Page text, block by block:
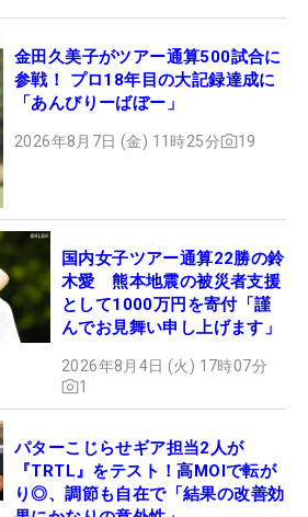
金田久美子がツアー通算500試合に
参戦！ プロ18年目の大記録達成に
「あんびりーばぼー」
2026年8月7日 (金) 11時25分 19
国内女子ツアー通算22勝の鈴
木愛 熊本地震の被災者支援
として1000万円を寄付「謹
んでお見舞い申し上げます」
2026年8月4日 (火) 17時07分
1
パターこじらせギア担当2人が
『TRTL』をテスト！高MOIで転が
り◎、調節も自在で「結果の改善効